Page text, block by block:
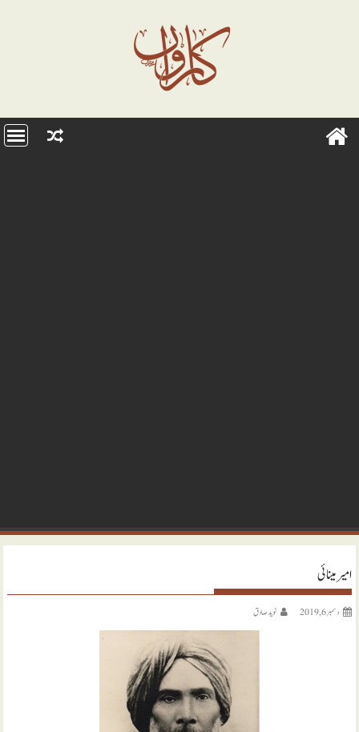
امیر مینائی
دسمبر 6, 2019 نويد صادق